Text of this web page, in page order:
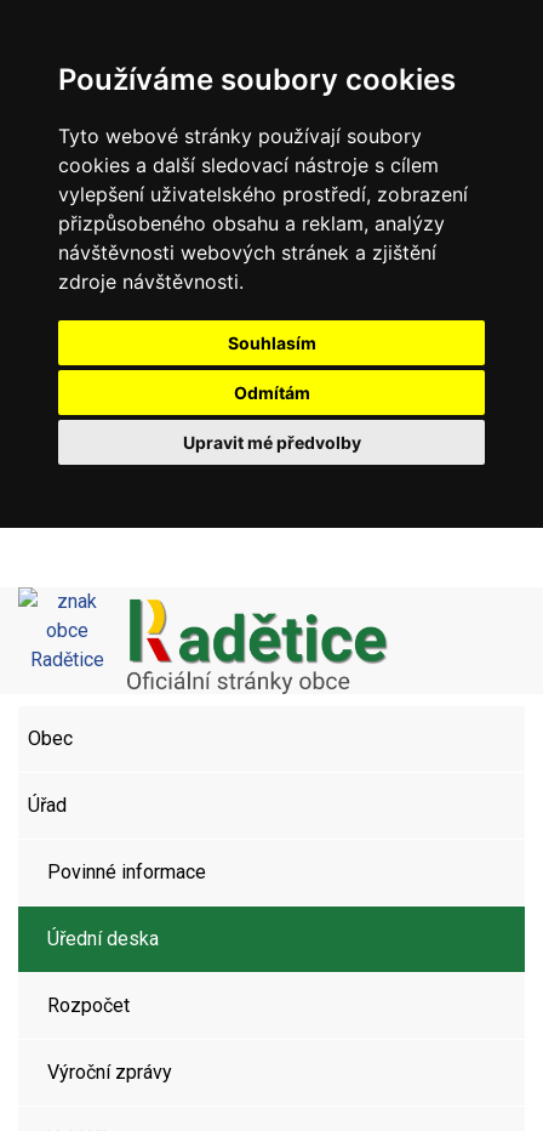
Používáme soubory cookies
Tyto webové stránky používají soubory
cookies a další sledovací nástroje s cílem
vylepšení uživatelského prostředí, zobrazení
přizpůsobeného obsahu a reklam, analýzy
návštěvnosti webových stránek a zjištění
zdroje návštěvnosti.
Souhlasím
Odmítám
Upravit mé předvolby
Obec
Úřad
Povinné informace
Úřední deska
Rozpočet
Výroční zprávy